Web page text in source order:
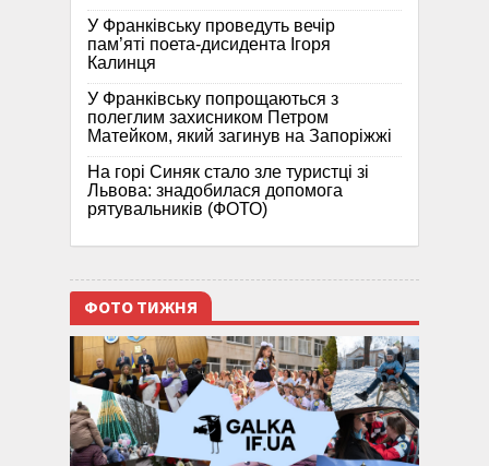
У Франківську проведуть вечір
пам’яті поета-дисидента Ігоря
Калинця
У Франківську попрощаються з
полеглим захисником Петром
Матейком, який загинув на Запоріжжі
На горі Синяк стало зле туристці зі
Львова: знадобилася допомога
рятувальників (ФОТО)
ФОТО ТИЖНЯ